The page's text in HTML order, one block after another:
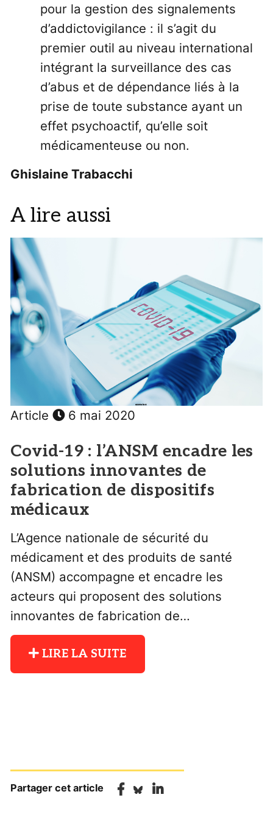
pour la gestion des signalements
d’addictovigilance : il s’agit du
premier outil au niveau international
intégrant la surveillance des cas
d’abus et de dépendance liés à la
prise de toute substance ayant un
effet psychoactif, qu’elle soit
médicamenteuse ou non.
Ghislaine Trabacchi
A lire aussi
Article 6 mai 2020
Covid-19 : l’ANSM encadre les
solutions innovantes de
fabrication de dispositifs
médicaux
L’Agence nationale de sécurité du
médicament et des produits de santé
(ANSM) accompagne et encadre les
acteurs qui proposent des solutions
innovantes de fabrication de…
LIRE LA SUITE
Partager cet article